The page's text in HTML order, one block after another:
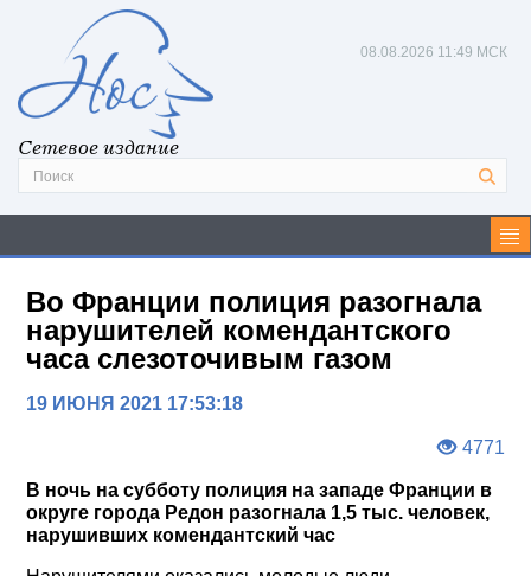
Сетевое издание
08.08.2026 11:49 МСК
Во Франции полиция разогнала
нарушителей комендантского
часа слезоточивым газом
19 ИЮНЯ 2021 17:53:18
4771
В ночь на субботу полиция на западе Франции в
округе города Редон разогнала 1,5 тыс. человек,
нарушивших комендантский час